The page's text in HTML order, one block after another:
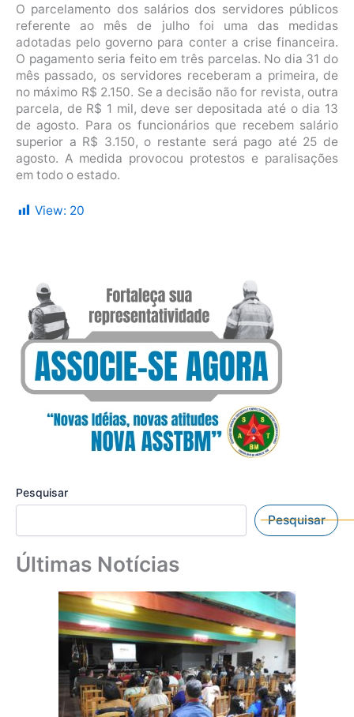
O parcelamento dos salários dos servidores públicos
referente ao mês de julho foi uma das medidas
adotadas pelo governo para conter a crise financeira.
O pagamento seria feito em três parcelas. No dia 31 do
mês passado, os servidores receberam a primeira, de
no máximo R$ 2.150. Se a decisão não for revista, outra
parcela, de R$ 1 mil, deve ser depositada até o dia 13
de agosto. Para os funcionários que recebem salário
superior a R$ 3.150, o restante será pago até 25 de
agosto. A medida provocou protestos e paralisações
em todo o estado.
View: 20
Pesquisar
Pesquisar
Últimas Notícias